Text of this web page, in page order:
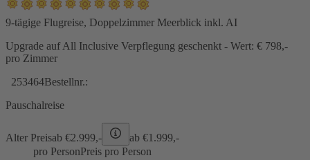
9-tägige Flugreise, Doppelzimmer Meerblick inkl. AI
Upgrade auf All Inclusive Verpflegung geschenkt - Wert: € 798,-
pro Zimmer
253464Bestellnr.:
Pauschalreise
Alter Preisab €2.999,- ab €1.999,-
pro PersonPreis pro Person